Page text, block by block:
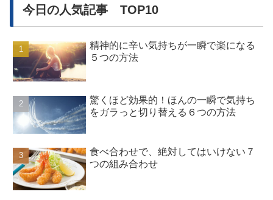
今日の人気記事 TOP10
精神的に辛い気持ちが一瞬で楽になる
５つの方法
驚くほど効果的！ほんの一瞬で気持ち
をガラっと切り替える６つの方法
食べ合わせで、絶対してはいけない７
つの組み合わせ